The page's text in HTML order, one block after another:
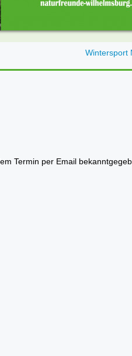
Wintersport
Termin per Email